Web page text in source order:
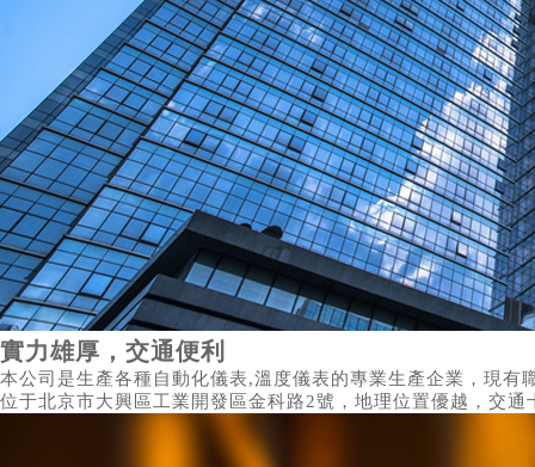
實力雄厚，交通便利
本公司是生產各種自動化儀表,溫度儀表的專業生產企業，現有
位于北京市大興區工業開發區金科路2號，地理位置優越，交通